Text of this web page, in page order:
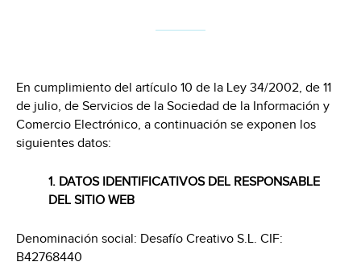
En cumplimiento del artículo 10 de la Ley 34/2002, de 11
de julio, de Servicios de la Sociedad de la Información y
Comercio Electrónico, a continuación se exponen los
siguientes datos:
1. DATOS IDENTIFICATIVOS DEL RESPONSABLE
DEL SITIO WEB
Denominación social: Desafío Creativo S.L. CIF:
B42768440